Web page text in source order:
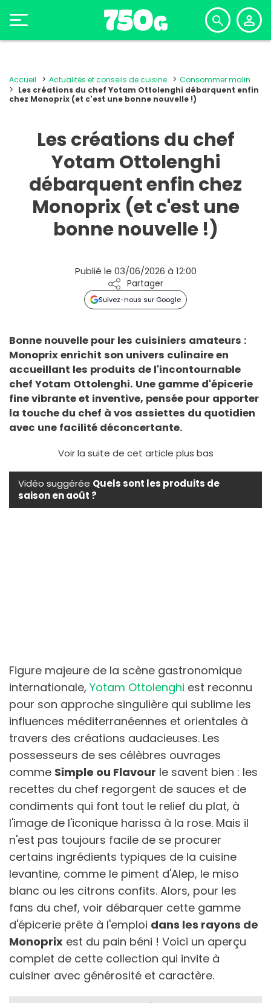
Accueil Actualités et conseils de cuisine
Consommer malin
Les créations du chef Yotam Ottolenghi débarquent enfin
chez Monoprix (et c'est une bonne nouvelle !)
Les créations du chef
Yotam Ottolenghi
débarquent enfin chez
Monoprix (et c'est une
bonne nouvelle !)
Publié le 03/06/2026 à 12:00
Partager
Suivez-nous sur Google
Bonne nouvelle pour les cuisiniers amateurs :
Monoprix enrichit son univers culinaire en
accueillant les produits de l'incontournable
chef Yotam Ottolenghi. Une gamme d'épicerie
fine vibrante et inventive, pensée pour apporter
la touche du chef à vos assiettes du quotidien
avec une facilité déconcertante.
Voir la suite de cet article plus bas
Vidéo suggérée Quels sont les produits de
saison en août ?
Figure majeure de la scène gastronomique
internationale, Yotam Ottolenghi est reconnu
pour son approche singulière qui sublime les
influences méditerranéennes et orientales à
travers des créations audacieuses. Les
possesseurs de ses célèbres ouvrages
comme Simple ou Flavour le savent bien : les
recettes du chef regorgent de sauces et de
condiments qui font tout le relief du plat, à
l'image de l'iconique harissa à la rose. Mais il
n'est pas toujours facile de se procurer
certains ingrédients typiques de la cuisine
levantine, comme le piment d'Alep, le miso
blanc ou les citrons confits. Alors, pour les
fans du chef, voir débarquer cette gamme
d'épicerie prête à l'emploi dans les rayons de
Monoprix est du pain béni ! Voici un aperçu
complet de cette collection qui invite à
cuisiner avec générosité et caractère.